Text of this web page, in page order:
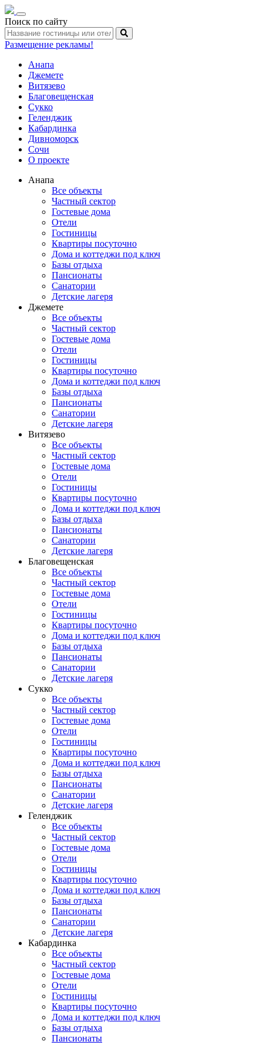
Toggle
navigation
Поиск по сайту
Размещение рекламы!
Анапа
Джемете
Витязево
Благовещенская
Сукко
Геленджик
Кабардинка
Дивноморск
Сочи
О проекте
Анапа
Все объекты
Частный сектор
Гостевые дома
Отели
Гостиницы
Квартиры посуточно
Дома и коттеджи под ключ
Базы отдыха
Пансионаты
Санатории
Детские лагеря
Джемете
Все объекты
Частный сектор
Гостевые дома
Отели
Гостиницы
Квартиры посуточно
Дома и коттеджи под ключ
Базы отдыха
Пансионаты
Санатории
Детские лагеря
Витязево
Все объекты
Частный сектор
Гостевые дома
Отели
Гостиницы
Квартиры посуточно
Дома и коттеджи под ключ
Базы отдыха
Пансионаты
Санатории
Детские лагеря
Благовещенская
Все объекты
Частный сектор
Гостевые дома
Отели
Гостиницы
Квартиры посуточно
Дома и коттеджи под ключ
Базы отдыха
Пансионаты
Санатории
Детские лагеря
Сукко
Все объекты
Частный сектор
Гостевые дома
Отели
Гостиницы
Квартиры посуточно
Дома и коттеджи под ключ
Базы отдыха
Пансионаты
Санатории
Детские лагеря
Геленджик
Все объекты
Частный сектор
Гостевые дома
Отели
Гостиницы
Квартиры посуточно
Дома и коттеджи под ключ
Базы отдыха
Пансионаты
Санатории
Детские лагеря
Кабардинка
Все объекты
Частный сектор
Гостевые дома
Отели
Гостиницы
Квартиры посуточно
Дома и коттеджи под ключ
Базы отдыха
Пансионаты